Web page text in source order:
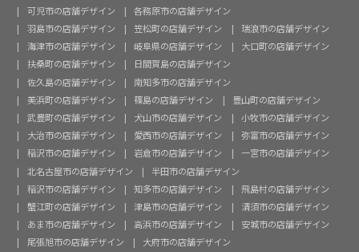
可児市の店舗デザイン
各務原市の店舗デザイン
羽島市の店舗デザイン
笠松町の店舗デザイン
瑞浪市の店舗デザイン
海津市の店舗デザイン
岐阜県の店舗デザイン
大口町の店舗デザイン
扶桑町の店舗デザイン
日間賀島の店舗デザイン
佐久島の店舗デザイン
南知多市の店舗デザイン
美浜町の店舗デザイン
篠島の店舗デザイン
豊山町の店舗デザイン
武豊町の店舗デザイン
犬山市の店舗デザイン
小牧市の店舗デザイン
大治市の店舗デザイン
愛西市の店舗デザイン
弥富市の店舗デザイン
稲沢市の店舗デザイン
岩倉市の店舗デザイン
一宮市の店舗デザイン
北名古屋市の店舗デザイン
半田市の店舗デザイン
稲沢市の店舗デザイン
知多市の店舗デザイン
飛島村の店舗デザイン
蟹江町の店舗デザイン
津島市の店舗デザイン
清須市の店舗デザイン
あま市の店舗デザイン
高浜市の店舗デザイン
安城市の店舗デザイン
尾張旭市の店舗デザイン
大府市の店舗デザイン